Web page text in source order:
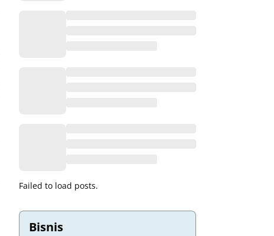
Failed to load posts.
Bisnis